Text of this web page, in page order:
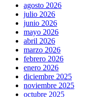
agosto 2026
julio 2026
junio 2026
mayo 2026
abril 2026
marzo 2026
febrero 2026
enero 2026
diciembre 2025
noviembre 2025
octubre 2025